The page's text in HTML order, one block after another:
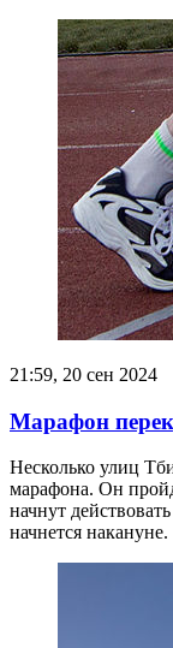
21:59, 20 сен 2024
Марафон
Несколько улиц
марафона. Он
начнут
начнется накануне.